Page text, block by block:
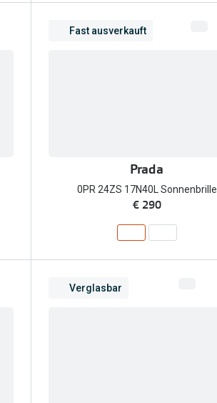
Fast ausverkauft
Prada
0PR 24ZS 17N40L Sonnenbrille
€ 290
Verglasbar